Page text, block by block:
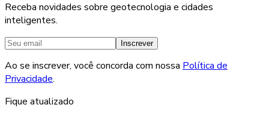
Receba novidades sobre geotecnologia e cidades
inteligentes.
Inscrever
Ao se inscrever, você concorda com nossa Política de
Privacidade.
Fique atualizado